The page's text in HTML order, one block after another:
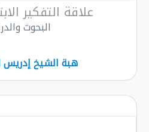
علاقة التفكير
البحوث
هبة الشيخ إدريس